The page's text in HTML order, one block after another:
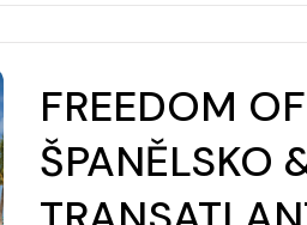
FREEDOM
ŠPANĚLSKO